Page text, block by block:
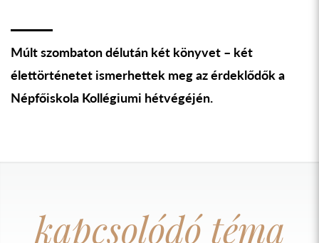
Múlt szombaton délután két könyvet – két
élettörténetet ismerhettek meg az érdeklődők a
Népfőiskola Kollégiumi hétvégéjén.
kapcsolódó téma